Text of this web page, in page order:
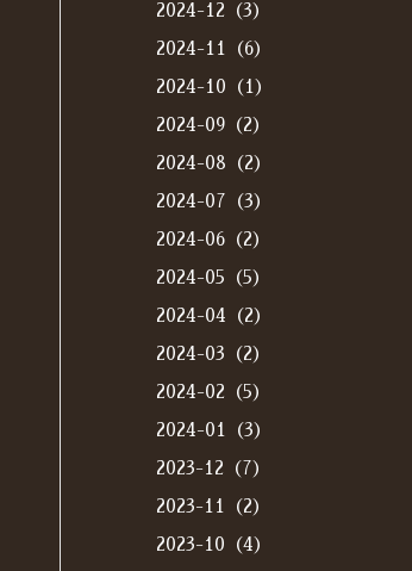
2024-12（3）
2024-11（6）
2024-10（1）
2024-09（2）
2024-08（2）
2024-07（3）
2024-06（2）
2024-05（5）
2024-04（2）
2024-03（2）
2024-02（5）
2024-01（3）
2023-12（7）
2023-11（2）
2023-10（4）